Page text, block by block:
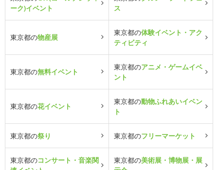
ーク)イベント
ス
東京都の物産展
東京都の体験イベント・アク
ティビティ
東京都の無料イベント
東京都のアニメ・ゲームイベ
ント
東京都の花イベント
東京都の動物ふれあいイベン
ト
東京都の祭り 東京都のフリーマーケット
東京都のコンサート・音楽関
東京都の美術展・博物展・展